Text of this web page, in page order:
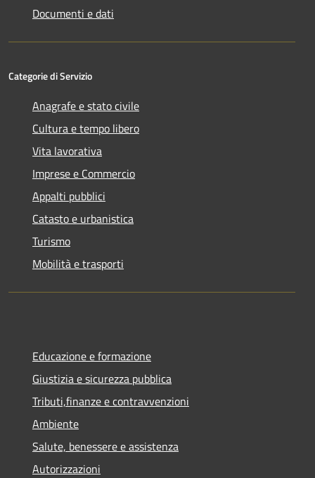
Documenti e dati
Categorie di Servizio
Anagrafe e stato civile
Cultura e tempo libero
Vita lavorativa
Imprese e Commercio
Appalti pubblici
Catasto e urbanistica
Turismo
Mobilità e trasporti
Educazione e formazione
Giustizia e sicurezza pubblica
Tributi,finanze e contravvenzioni
Ambiente
Salute, benessere e assistenza
Autorizzazioni